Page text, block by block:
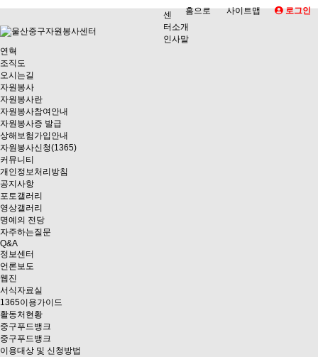
홈으로 사이트맵 로그인
센
터소개
인사말
연혁
조직도
오시는길
자원봉사
자원봉사란
자원봉사참여안내
자원봉사증 발급
상해보험가입안내
자원봉사신청(1365)
커뮤니티
개인정보처리방침
공지사항
포토갤러리
영상갤러리
명예의 전당
자주하는질문
Q&A
정보센터
언론보도
웹진
서식자료실
1365이용가이드
활동처현황
중구푸드뱅크
중구푸드뱅크
이용대상 및 신청방법